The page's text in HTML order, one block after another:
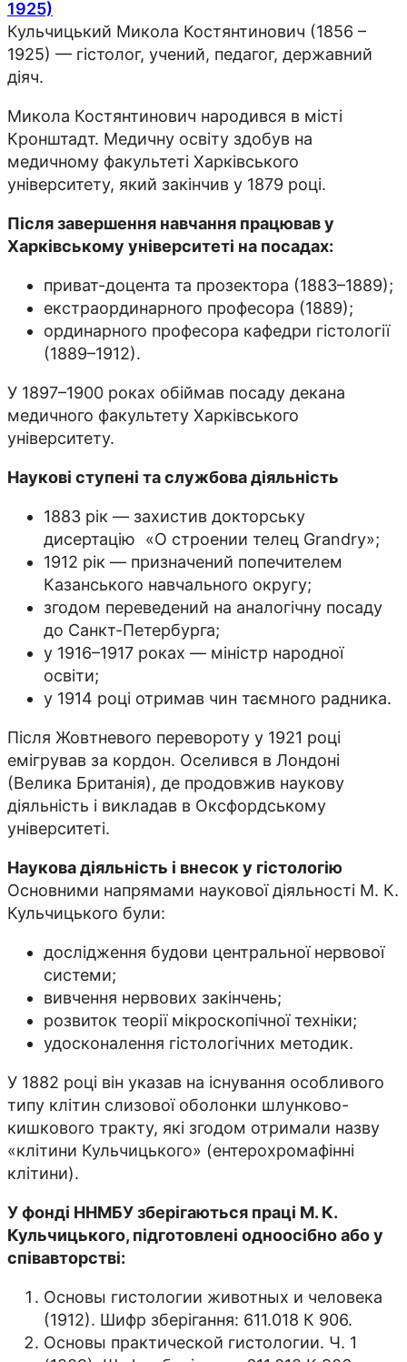
Кульчицький Микола Костянтинович (1856 –
1925) — гістолог, учений, педагог, державний
діяч.
Микола Костянтинович народився в місті
Кронштадт. Медичну освіту здобув на
медичному факультеті Харківського
університету, який закінчив у 1879 році.
Після завершення навчання працював у
Харківському університеті на посадах:
приват-доцента та прозектора (1883–1889);
екстраординарного професора (1889);
ординарного професора кафедри гістології
(1889–1912).
У 1897–1900 роках обіймав посаду декана
медичного факультету Харківського
університету.
Наукові ступені та службова діяльність
1883 рік — захистив докторську
дисертацію «О строении телец Grandry»;
1912 рік — призначений попечителем
Казанського навчального округу;
згодом переведений на аналогічну посаду
до Санкт-Петербурга;
у 1916–1917 роках — міністр народної
освіти;
у 1914 році отримав чин таємного радника.
Після Жовтневого перевороту у 1921 році
емігрував за кордон. Оселився в Лондоні
(Велика Британія), де продовжив наукову
діяльність і викладав в Оксфордському
університеті.
Наукова діяльність і внесок у гістологію
Основними напрямами наукової діяльності М. К.
Кульчицького були:
дослідження будови центральної нервової
системи;
вивчення нервових закінчень;
розвиток теорії мікроскопічної техніки;
удосконалення гістологічних методик.
У 1882 році він указав на існування особливого
типу клітин слизової оболонки шлунково-
кишкового тракту, які згодом отримали назву
«клітини Кульчицького» (ентерохромафінні
клітини).
У фонді ННМБУ зберігаються праці М. К.
Кульчицького, підготовлені одноосібно або у
співавторстві:
Основы гистологии животных и человека
(1912). Шифр зберігання: 611.018 К 906.
Основы практической гистологии. Ч. 1